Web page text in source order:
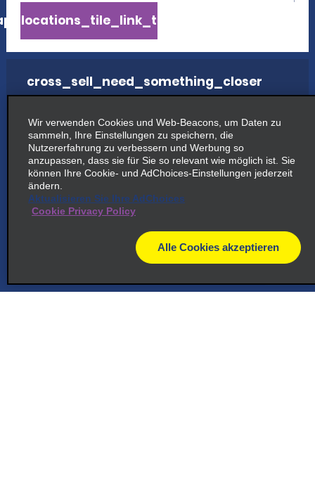
cross_sell_need_something_closer
cross_sell_view_partner_locations
map
Wir verwenden Cookies und Web-Beacons, um Daten zu
sammeln, Ihre Einstellungen zu speichern, die
Nutzererfahrung zu verbessern und Werbung so
anzupassen, dass sie für Sie so relevant wie möglich ist. Sie
können Ihre Cookie- und AdChoices-Einstellungen jederzeit
ändern.
Aktualisieren Sie Ihre AdChoices
Cookie Privacy Policy
Alle Cookies akzeptieren